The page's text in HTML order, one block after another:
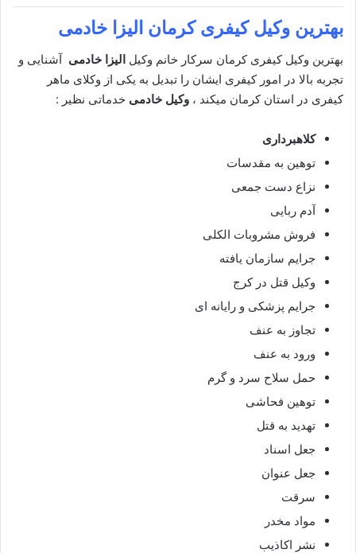
بهترین وکیل کیفری کرمان الیزا خادمی
بهترین وکیل کیفری کرمان سرکار خانم وکیل الیزا خادمی آشنایی و
تجربه بالا در امور کیفری ایشان را تبدیل به یکی از وکلای ماهر
کیفری در استان کرمان میکند ، وکیل خادمی خدماتی نظیر :
کلاهبرداری
توهین به مقدسات
نزاع دست جمعی
آدم ربایی
فروش مشروبات الکلی
جرایم سازمان یافته
وکیل قتل در کرج
جرایم پزشکی و رایانه ای
تجاوز به عنف
ورود به عنف
حمل سلاح سرد و گرم
توهین فحاشی
تهدید به قتل
جعل اسناد
جعل عنوان
سرقت
مواد مخدر
نشر اکاذیب